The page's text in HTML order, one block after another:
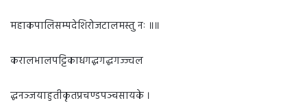
महाकपालिसम्पदेशिरोजटालमस्तु नः ॥॥
करालभालपट्टिकाधगद्धगद्धगज्ज्वल
द्धनञ्जयाहुतीकृतप्रचण्डपञ्चसायके ।